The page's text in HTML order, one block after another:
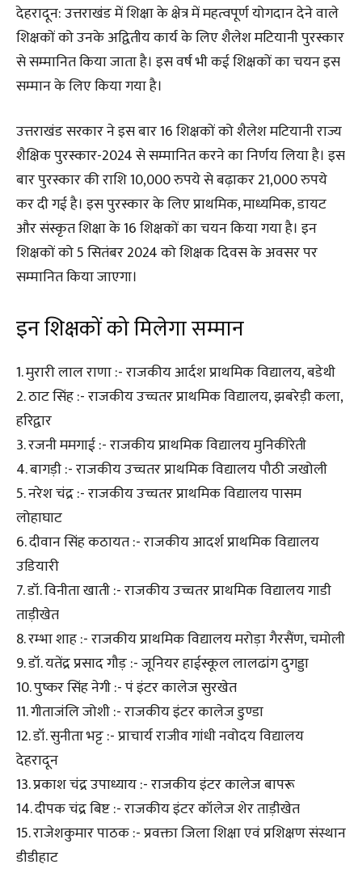
देहरादून: उत्तराखंड में शिक्षा के क्षेत्र में महत्वपूर्ण योगदान देने वाले
शिक्षकों को उनके अद्वितीय कार्य के लिए शैलेश मटियानी पुरस्कार
से सम्मानित किया जाता है। इस वर्ष भी कई शिक्षकों का चयन इस
सम्मान के लिए किया गया है।
उत्तराखंड सरकार ने इस बार 16 शिक्षकों को शैलेश मटियानी राज्य
शैक्षिक पुरस्कार-2024 से सम्मानित करने का निर्णय लिया है। इस
बार पुरस्कार की राशि 10,000 रुपये से बढ़ाकर 21,000 रुपये
कर दी गई है। इस पुरस्कार के लिए प्राथमिक, माध्यमिक, डायट
और संस्कृत शिक्षा के 16 शिक्षकों का चयन किया गया है। इन
शिक्षकों को 5 सितंबर 2024 को शिक्षक दिवस के अवसर पर
सम्मानित किया जाएगा।
इन शिक्षकों को मिलेगा सम्मान
1. मुरारी लाल राणा :- राजकीय आर्दश प्राथमिक विद्यालय, बडेथी
2. ठाट सिंह :- राजकीय उच्चतर प्राथमिक विद्यालय, झबरेड़ी कला,
हरिद्वार
3. रजनी ममगाई :- राजकीय प्राथमिक विद्यालय मुनिकीरेती
4. बागड़ी :- राजकीय उच्चतर प्राथमिक विद्यालय पौठी जखोली
5. नरेश चंद्र :- राजकीय उच्चतर प्राथमिक विद्यालय पासम
लोहाघाट
6. दीवान सिंह कठायत :- राजकीय आदर्श प्राथमिक विद्यालय
उडियारी
7. डॉ. विनीता खाती :- राजकीय उच्चतर प्राथमिक विद्यालय गाडी
ताड़ीखेत
8. रम्भा शाह :- राजकीय प्राथमिक विद्यालय मरोड़ा गैरसैंण, चमोली
9. डॉ. यतेंद्र प्रसाद गौड़ :- जूनियर हाईस्कूल लालढांग दुगड्डा
10. पुष्कर सिंह नेगी :- पं इंटर कालेज सुरखेत
11. गीताजंलि जोशी :- राजकीय इंटर कालेज डुण्डा
12. डॉ. सुनीता भट्ट :- प्राचार्य राजीव गांधी नवोदय विद्यालय
देहरादून
13. प्रकाश चंद्र उपाध्याय :- राजकीय इंटर कालेज बापरू
14. दीपक चंद्र बिष्ट :- राजकीय इंटर कॉलेज शेर ताड़ीखेत
15. राजेशकुमार पाठक :- प्रवक्ता जिला शिक्षा एवं प्रशिक्षण संस्थान
डीडीहाट